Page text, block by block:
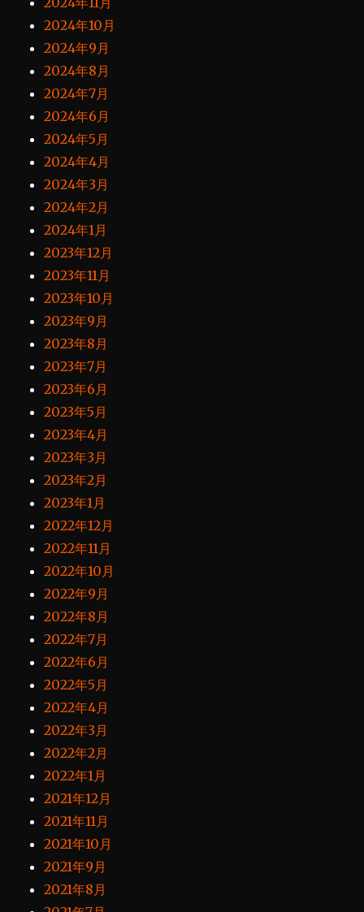
2024年10月
2024年9月
2024年8月
2024年7月
2024年6月
2024年5月
2024年4月
2024年3月
2024年2月
2024年1月
2023年12月
2023年11月
2023年10月
2023年9月
2023年8月
2023年7月
2023年6月
2023年5月
2023年4月
2023年3月
2023年2月
2023年1月
2022年12月
2022年11月
2022年10月
2022年9月
2022年8月
2022年7月
2022年6月
2022年5月
2022年4月
2022年3月
2022年2月
2022年1月
2021年12月
2021年11月
2021年10月
2021年9月
2021年8月